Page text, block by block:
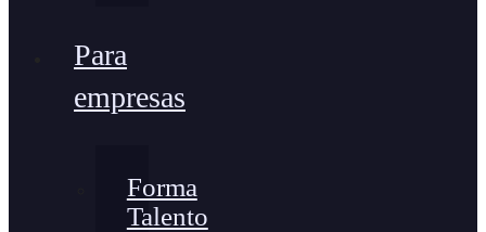
Para
empresas
Forma
Talento